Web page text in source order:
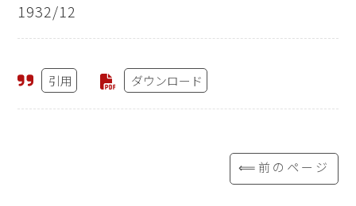
1932/12
引用 ダウンロード
⟸前のページ